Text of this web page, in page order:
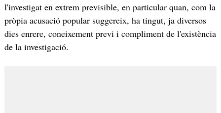
l'investigat en extrem previsible, en particular quan, com la
pròpia acusació popular suggereix, ha tingut, ja diversos
dies enrere, coneixement previ i compliment de l'existència
de la investigació.